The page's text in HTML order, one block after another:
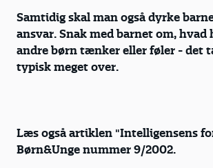
Samtidig skal man også dyrke
ansvar. Snak med barnet om, hvad
andre børn tænker eller føler - det
typisk meget over.
Læs også artiklen "Intelligensens
Børn&Unge nummer 9/2002.